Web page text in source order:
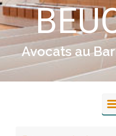
Avocats au